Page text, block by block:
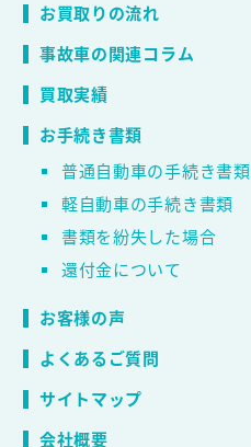
お買取りの流れ
事故車の関連コラム
買取実績
お手続き書類
普通自動車の手続き書類
軽自動車の手続き書類
書類を紛失した場合
還付金について
お客様の声
よくあるご質問
サイトマップ
会社概要